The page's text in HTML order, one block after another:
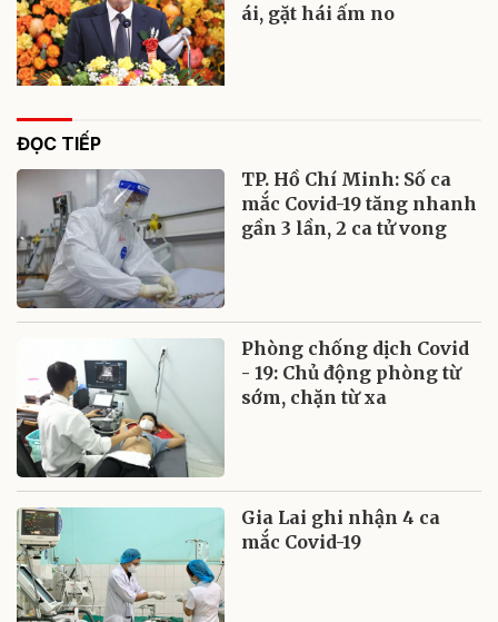
ái, gặt hái ấm no
ĐỌC TIẾP
TP. Hồ Chí Minh: Số ca
mắc Covid-19 tăng nhanh
gần 3 lần, 2 ca tử vong
Phòng chống dịch Covid
- 19: Chủ động phòng từ
sớm, chặn từ xa
Gia Lai ghi nhận 4 ca
mắc Covid-19